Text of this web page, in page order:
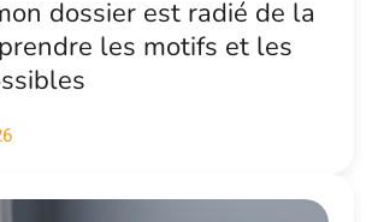
dossier est radié de la
les motifs et les